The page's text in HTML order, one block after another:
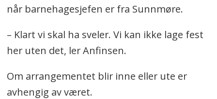
når barnehagesjefen er fra Sunnmøre.
– Klart vi skal ha sveler. Vi kan ikke lage fest
her uten det, ler Anfinsen.
Om arrangementet blir inne eller ute er
avhengig av været.